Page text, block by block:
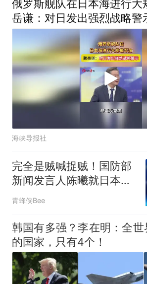
俄罗斯舰队在日本海进行大
岳谦：对日发出强烈战略警
海峡导报社
完全是贼喊捉贼！国防部
新闻发言人陈曦就日本政
府2026版《防卫白皮书》
青蜂侠Bee
韩国有多强？李在明：全世
的国家，只有4个！